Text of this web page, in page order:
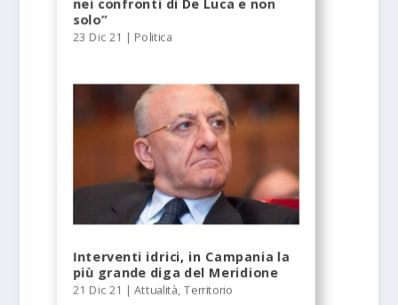
nei confronti di De Luca e non
solo”
23 Dic 21 | Politica
Interventi idrici, in Campania la
più grande diga del Meridione
21 Dic 21 |Attualità,Territorio